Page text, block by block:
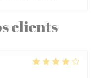
clients